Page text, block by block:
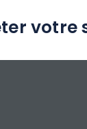
votre